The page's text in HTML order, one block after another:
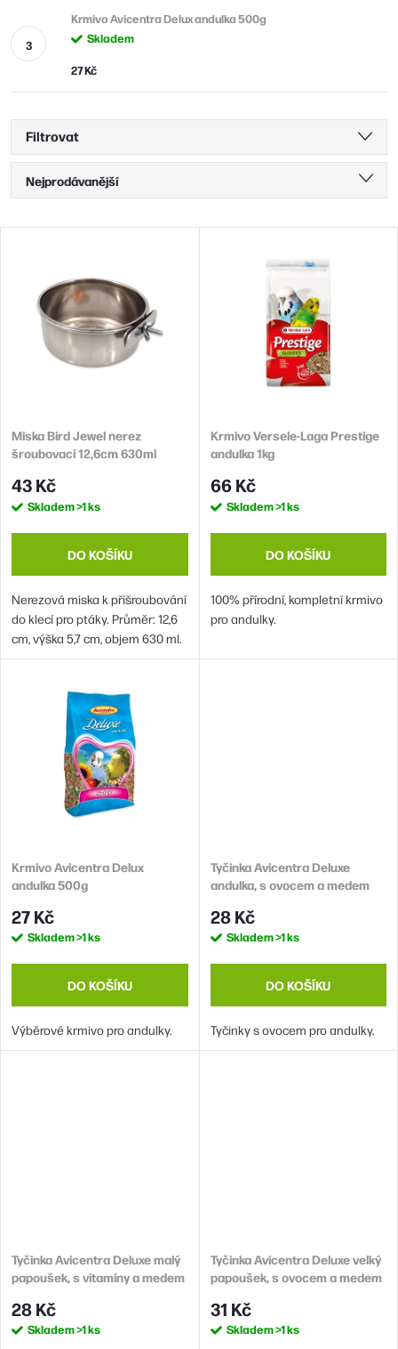
Krmivo Avicentra Delux andulka 500g
Skladem
27 Kč
Filtrovat
Ř
a
z
d
u
k
t
Nejprodávanější
Abecedně
V
o
d
u
k
ů
Miska Bird Jewel nerez
šroubovací 12,6cm 630ml
43 Kč
Skladem>1 ks
DO KOŠÍKU
Nerezová miska k přišroubování
do klecí pro ptáky. Průměr: 12,6
cm, výška 5,7 cm, objem 630 ml.
Krmivo Versele-Laga Prestige
andulka 1kg
66 Kč
Skladem>1 ks
DO KOŠÍKU
100% přírodní, kompletní krmivo
pro andulky.
Krmivo Avicentra Delux
andulka 500g
27 Kč
Skladem>1 ks
DO KOŠÍKU
Výběrové krmivo pro andulky.
Tyčinka Avicentra Deluxe
andulka, s ovocem a medem
28 Kč
Skladem>1 ks
DO KOŠÍKU
Tyčinky s ovocem pro andulky.
Tyčinka Avicentra Deluxe malý
papoušek, s vitamíny a medem
28 Kč
Skladem>1 ks
Tyčinka Avicentra Deluxe velký
papoušek, s ovocem a medem
31 Kč
Skladem>1 ks